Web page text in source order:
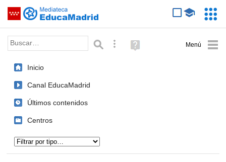
Saltar navegación
Palabra o frase: Búsqueda avanzada
Ayuda
(en
Inicio
Canal EducaMadrid
Últimos contenidos
Centros